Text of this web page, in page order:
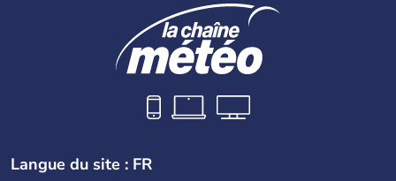
Langue du site : FR